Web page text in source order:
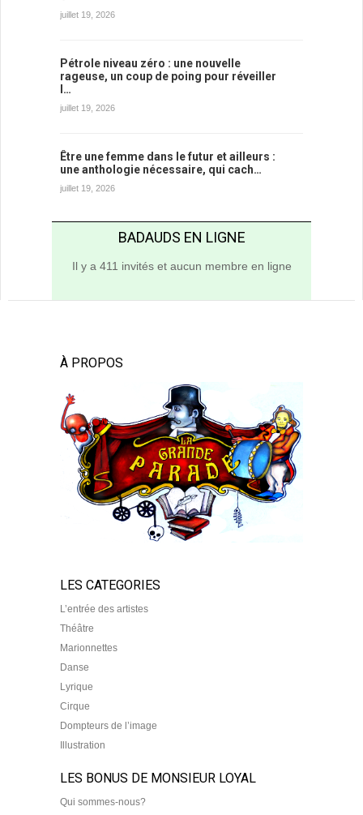
juillet 19, 2026
Pétrole niveau zéro : une nouvelle
rageuse, un coup de poing pour réveiller
l…
juillet 19, 2026
Être une femme dans le futur et ailleurs :
une anthologie nécessaire, qui cach…
juillet 19, 2026
BADAUDS EN LIGNE
Il y a 411 invités et aucun membre en ligne
À PROPOS
LES CATEGORIES
L’entrée des artistes
Théâtre
Marionnettes
Danse
Lyrique
Cirque
Dompteurs de l’image
Illustration
LES BONUS DE MONSIEUR LOYAL
Qui sommes-nous?